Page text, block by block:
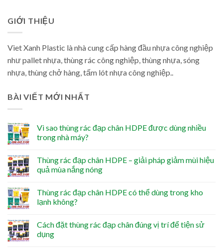
GIỚI THIỆU
Viet Xanh Plastic là nhà cung cấp hàng đầu nhựa công nghiệp
như pallet nhựa, thùng rác công nghiệp, thùng nhựa, sóng
nhựa, thùng chở hàng, tấm lót nhựa công nghiệp..
BÀI VIẾT MỚI NHẤT
Vì sao thùng rác đạp chân HDPE được dùng nhiều
trong nhà máy?
Thùng rác đạp chân HDPE – giải pháp giảm mùi hiệu
quả mùa nắng nóng
Thùng rác đạp chân HDPE có thể dùng trong kho
lạnh không?
Cách đặt thùng rác đạp chân đúng vị trí để tiện sử
dụng